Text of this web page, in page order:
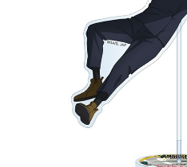
アニメ『僕のヒーローアカ
ハイキュー!!ジャージ＆ユニ
『無職転生Ⅲ ～異世界行っ